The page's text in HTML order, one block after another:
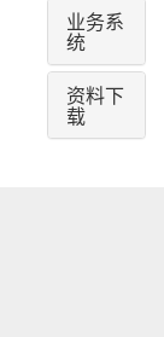
业务系
统
资料下
载